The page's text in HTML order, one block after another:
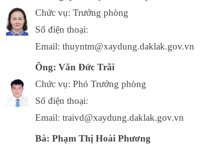
Chức vụ: Trưởng phòng
Số điện thoại:
Email: thuyntm@xaydung.daklak.gov.vn
Ông: Văn Đức Trãi
Chức vụ: Phó Trưởng phòng
Số điện thoại:
Email: traivd@xaydung.daklak.gov.vn
Bà: Phạm Thị Hoài Phương